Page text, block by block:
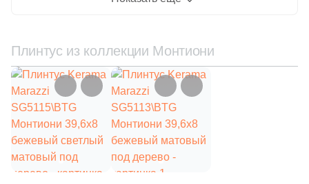
15x15 (8)
20x30 ( 1)
20x20 (15)
20x60 (4 )
25x25 ( 10)
Плинтус из коллекции Монтиони